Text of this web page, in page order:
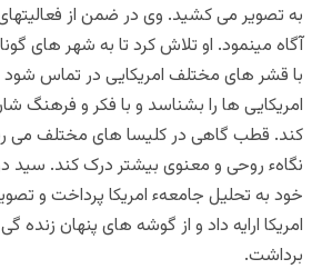
به تصویر می کشید. وی در ضمن از فعالیتهای
آگاه مینمود. او تلاش‌ کرد تا به شهر های
با قشر های مختلف امریکایی در تماس شود
امریکایی ها را بشناسد و با فکر و فرهنگ
کند. قطب گاهی در کلیسا های مختلف می
نگاهء روحی و معنوی بیشتر درک کند. سید
خود به تحلیل جامعهء امریکا پرداخت و
امریکا ارایه داد و از گوشه های پنهان زنده
برداشت.